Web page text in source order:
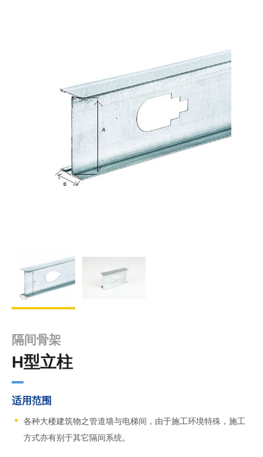
隔间骨架
H型立柱
适用范围
各种大楼建筑物之管道墙与电梯间，由于施工环境特殊，施工
方式亦有别于其它隔间系统。